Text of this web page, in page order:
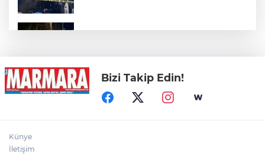
Gümüşhane’de 3 Ev Alevlere Teslim Oldu
Bizi Takip Edin!
Künye
İletişim